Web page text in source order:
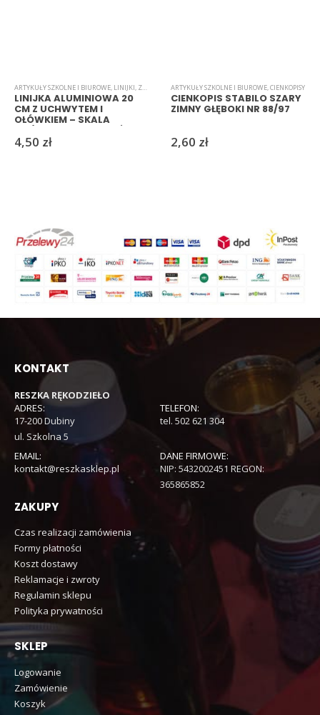
ARTYKUŁY SZKOLNE I BIUROWE, LINIJKI, ZESTAWY
LINIJKA ALUMINIOWA 20
CM Z UCHWYTEM I
OŁÓWKIEM – SKALA
4,50 zł
ARTYKUŁY SZKOLNE I BIUROWE,CIENKOPISY
CIENKOPIS STABILO SZARY
ZIMNY GŁĘBOKI NR 88/97
2,60 zł
KONTAKT
RESZKA RĘKODZIEŁO
ADRES:
17-200 Dubiny
ul. Szkolna 5
TELEFON:
tel. 502 621 304
EMAIL:
kontakt@reszkasklep.pl
DANE FIRMOWE:
NIP: 5432002451 REGON:
365865852
ZAKUPY
Czas realizacji zamówienia
Formy płatności
Koszt dostawy
Reklamacje i zwroty
Regulamin sklepu
Polityka prywatności
SKLEP
Logowanie
Zamówienie
Koszyk